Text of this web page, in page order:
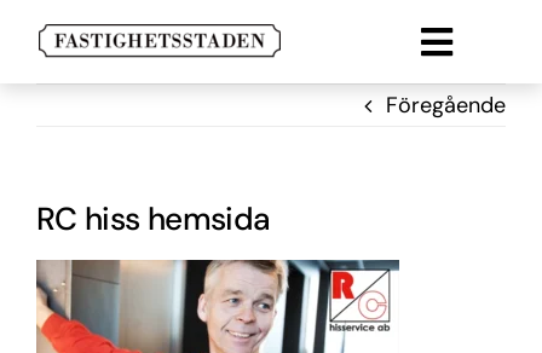
innehållet
Toggle
Lokal
Parkering
Om oss
Kontakt
Föregående
RC hiss hemsida